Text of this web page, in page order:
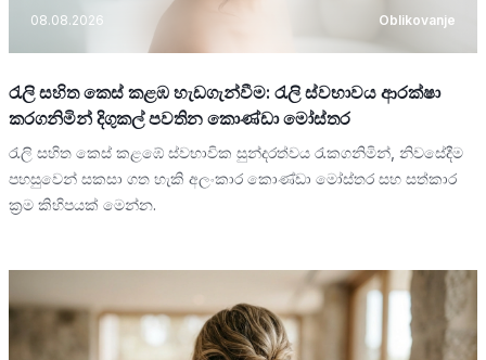
08.08.2026 Oblikovanje
රැලි සහිත කෙස් කළඹ හැඩගැන්වීම: රැලි ස්වභාවය ආරක්ෂා
කරගනිමින් දිගුකල් පවතින කොණ්ඩා මෝස්තර
රැලි සහිත කෙස් කළඹේ ස්වභාවික සුන්දරත්වය රැකගනිමින්, නිවසේදීම
පහසුවෙන් සකසා ගත හැකි අලංකාර කොණ්ඩා මෝස්තර සහ සත්කාර
ක්‍රම කිහිපයක් මෙන්න.